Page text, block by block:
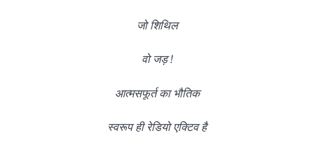
जो शिथिल
वो जड़ !
आत्मसफूर्त का भौतिक
स्वरूप ही रेडियो एक्टिव है